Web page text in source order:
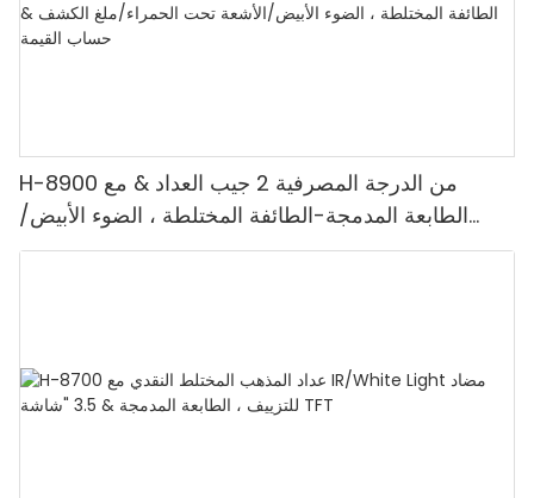
H-8900 من الدرجة المصرفية 2 جيب العداد & مع
الطابعة المدمجة-الطائفة المختلطة ، الضوء الأبيض/
الأشعة تحت الحمراء/ملغ الكشف & حساب القيمة